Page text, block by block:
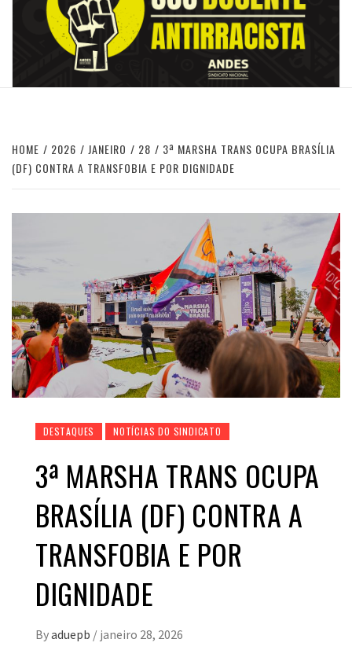
HOME 2026 JANEIRO 28
3ª MARSHA TRANS OCUPA BRASÍLIA
(DF) CONTRA A TRANSFOBIA E POR DIGNIDADE
DESTAQUES NOTÍCIAS DO SINDICATO
3ª MARSHA TRANS OCUPA
BRASÍLIA (DF) CONTRA A
TRANSFOBIA E POR
DIGNIDADE
Byaduepb / janeiro 28, 2026